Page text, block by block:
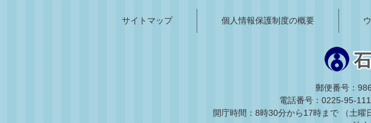
サイトマップ 個人情報保護制度の概要
郵便番号：
電話番号：0225-95-
開庁時間：8時30分から17時まで （土曜